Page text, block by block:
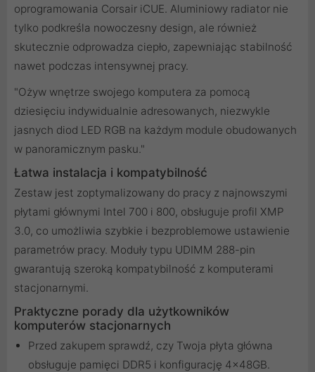
oprogramowania Corsair iCUE. Aluminiowy radiator nie
tylko podkreśla nowoczesny design, ale również
skutecznie odprowadza ciepło, zapewniając stabilność
nawet podczas intensywnej pracy.
"Ożyw wnętrze swojego komputera za pomocą
dziesięciu indywidualnie adresowanych, niezwykle
jasnych diod LED RGB na każdym module obudowanych
w panoramicznym pasku."
Łatwa instalacja i kompatybilność
Zestaw jest zoptymalizowany do pracy z najnowszymi
płytami głównymi Intel 700 i 800, obsługuje profil XMP
3.0, co umożliwia szybkie i bezproblemowe ustawienie
parametrów pracy. Moduły typu UDIMM 288-pin
gwarantują szeroką kompatybilność z komputerami
stacjonarnymi.
Praktyczne porady dla użytkowników
komputerów stacjonarnych
Przed zakupem sprawdź, czy Twoja płyta główna
obsługuje pamięci DDR5 i konfigurację 4x48GB.